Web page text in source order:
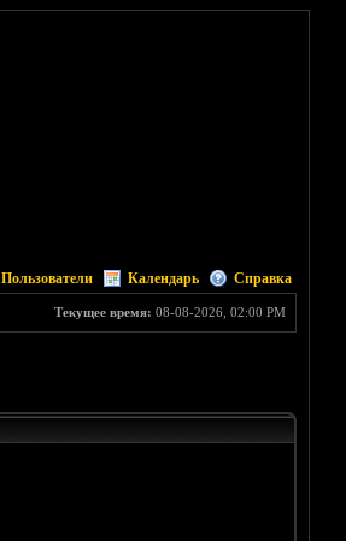
Пользователи Календарь Справка
Текущее время: 08-08-2026, 02:00 PM